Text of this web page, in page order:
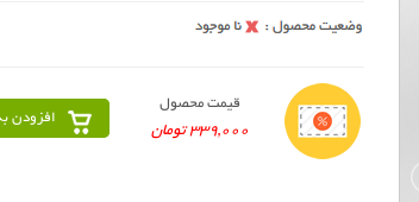
قیمت محصول
339,000 تومان
افزودن